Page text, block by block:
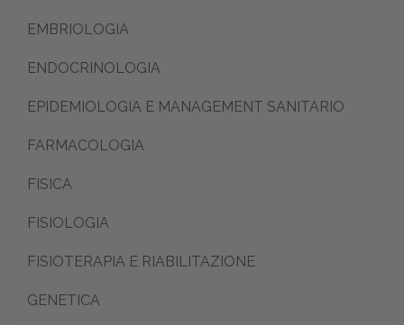
EMBRIOLOGIA
ENDOCRINOLOGIA
EPIDEMIOLOGIA E MANAGEMENT SANITARIO
FARMACOLOGIA
FISICA
FISIOLOGIA
FISIOTERAPIA E RIABILITAZIONE
GENETICA